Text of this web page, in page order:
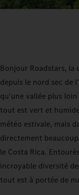
Bonjour Roadstars, la
depuis le nord sec de
qu'une vallée plus
tout est vert et
météo estivale, mais
directement
le Costa Rica.
incroyable diversité
tout est à portée de